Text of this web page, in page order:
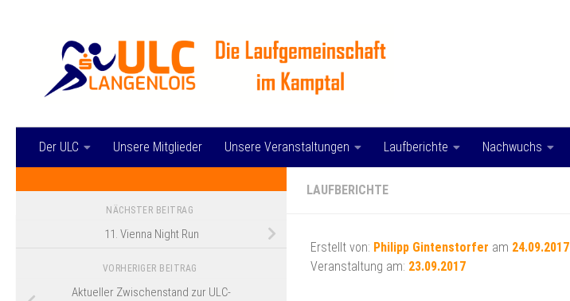
Der ULC Unsere Mitglieder Unsere Veranstaltungen Laufberichte Nachwuchs
LAUFBERICHTE
Erstellt von: Philipp Gintenstorfer am 24.09.2017
Veranstaltung am: 23.09.2017
NÄCHSTER BEITRAG
11. Vienna Night Run
VORHERIGER BEITRAG
Aktueller Zwischenstand zur ULC-